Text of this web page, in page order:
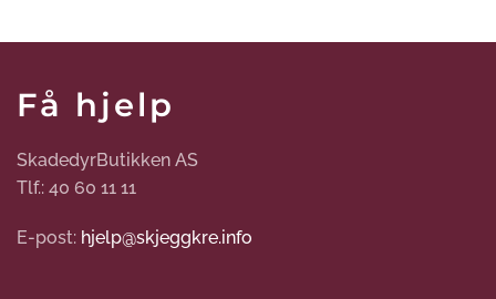
Få hjelp
SkadedyrButikken AS
Tlf.: 40 60 11 11
E-post: hjelp@skjeggkre.info